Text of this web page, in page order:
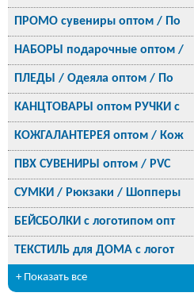
ПРОМО сувениры оптом / По
НАБОРЫ подарочные оптом /
ПЛЕДЫ / Одеяла оптом / По
КАНЦТОВАРЫ оптом РУЧКИ с
КОЖГАЛАНТЕРЕЯ оптом / Кож
ПВХ СУВЕНИРЫ оптом / PVC
СУМКИ / Рюкзаки / Шопперы
БЕЙСБОЛКИ с логотипом опт
ТЕКСТИЛЬ для ДОМА с логот
+ Показать все